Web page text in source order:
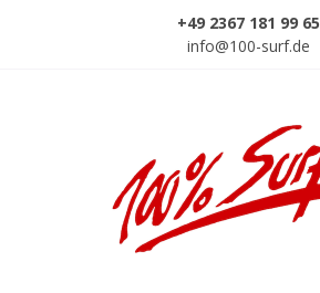
+49 2367 181 99 65
info@100-surf.de